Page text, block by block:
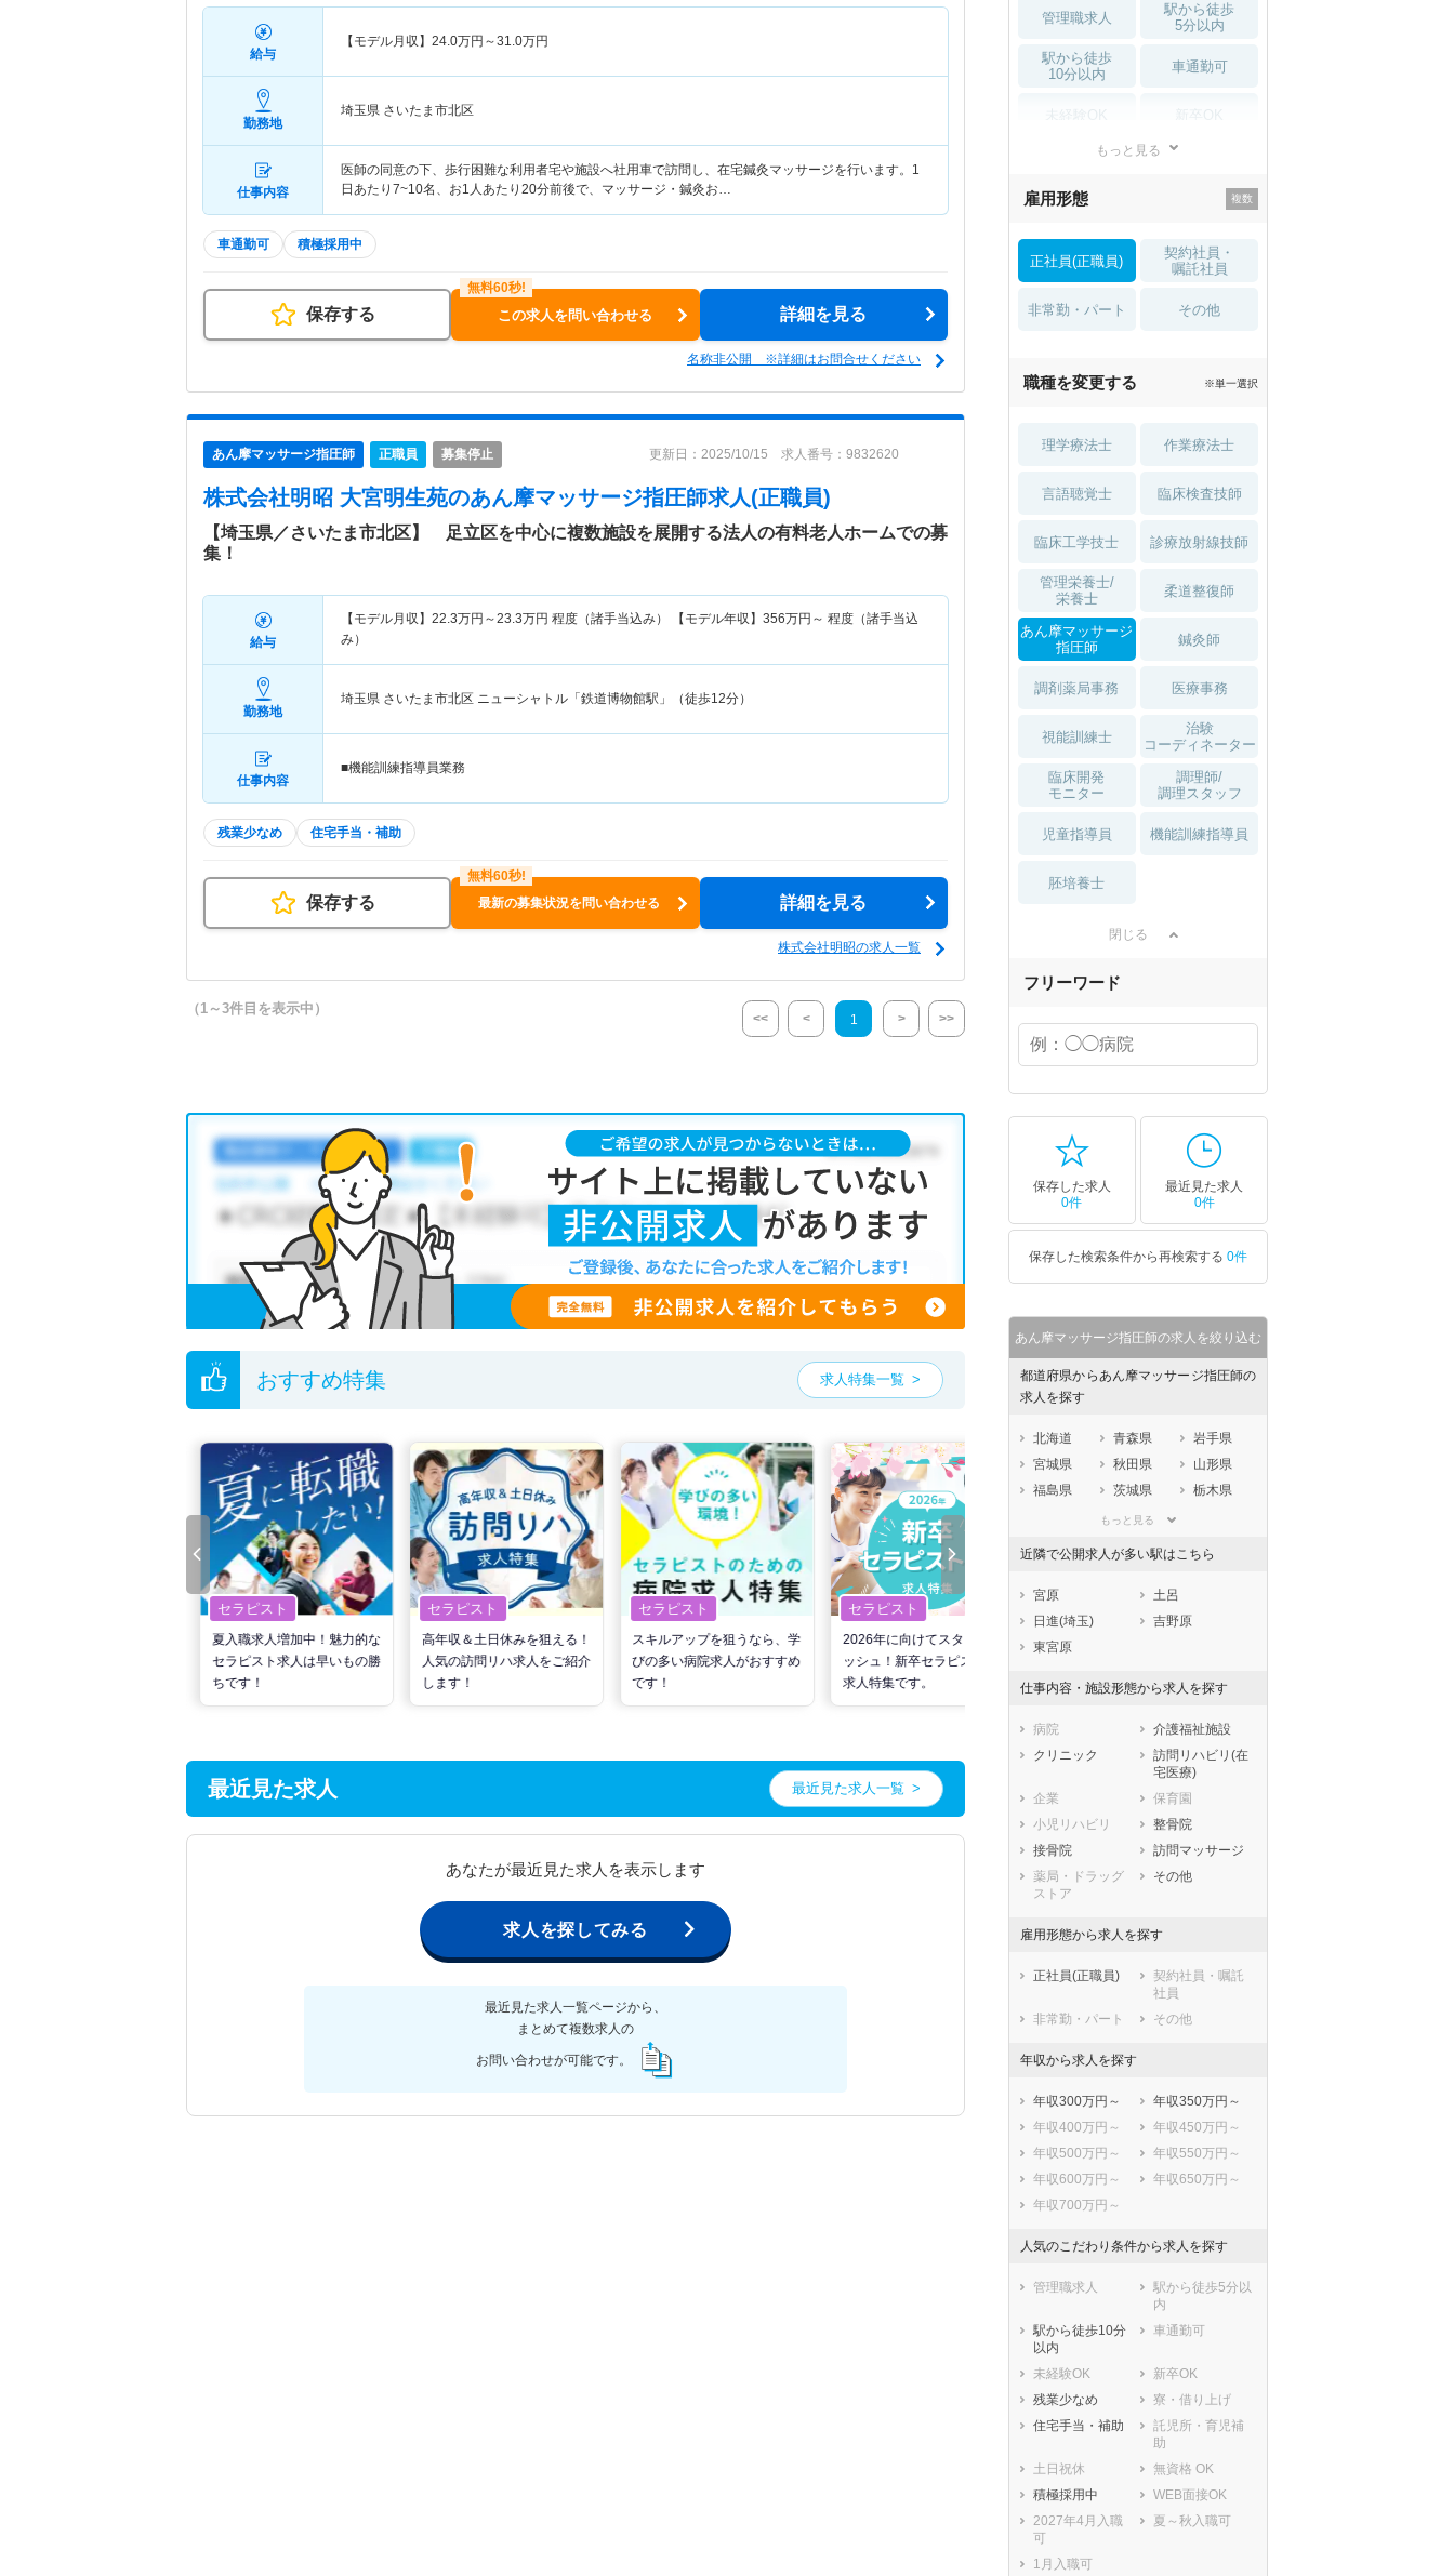
給与
【モデル月収】 24.0万円～31.0万円
勤務地
埼玉県 さいたま市北区
仕事内容
医師の同意の下、歩行困難な利用者宅や施設へ社用車で訪問し、在宅鍼灸マッサージを行います。1
日あたり7~10名、お1人あたり20分前後で、マッサージ・鍼灸お…
車通勤可 積極採用中
保存する この求人を問い合わせる 詳細を見る
名称非公開 ※詳細はお問合せください
あん摩マッサージ指圧師 正職員 募集停止 更新日：2025/10/15 求人番号：9832620
株式会社明昭 大宮明生苑のあん摩マッサージ指圧師求人(正職員)
【埼玉県／さいたま市北区】 足立区を中心に複数施設を展開する法人の有料老人ホームでの募
集！
給与
【モデル月収】 22.3万円～23.3万円 程度（諸手当込み） 【モデル年収】 356万円～ 程度（諸手当込
み）
勤務地
埼玉県 さいたま市北区 ニューシャトル「鉄道博物館駅」（徒歩12分）
仕事内容
■機能訓練指導員業務
残業少なめ 住宅手当・補助
保存する 最新の募集状況を問い合わせる 詳細を見る
株式会社明昭の求人一覧
（1～3件目を表示中）
<< < 1 > >>
おすすめ特集 求人特集一覧
セラピスト
夏入職求人増加中！魅力的な
セラピスト求人は早いもの勝
ちです！
セラピスト
高年収＆土日休みを狙える！
人気の訪問リハ求人をご紹介
します！
セラピスト
スキルアップを狙うなら、学
びの多い病院求人がおすすめ
です！
セラピスト
2026年に向けてスタートダ
ッシュ！新卒セラピスト向け
求人特集です。
世の中の需要の高まりととも
人をご紹介！
最近見た求人 最近見た求人一覧
あなたが最近見た求人を表示します
求人を探してみる
最近見た求人一覧ページから、
まとめて複数求人の
お問い合わせが可能です。
管理職求人
駅から徒歩
5分以内
駅から徒歩
10分以内
車通勤可
住宅手当・補助
土日祝休 無資格 OK
積極採用中 WEB面接OK
もっと見る
雇用形態
正社員(正職員)
契約社員・
嘱託社員
非常勤・パート その他
職種を変更する ※単一選択
理学療法士 作業療法士
言語聴覚士 臨床検査技師
臨床工学技士 診療放射線技師
管理栄養士/
栄養士
柔道整復師
あん摩マッサージ
指圧師
鍼灸師
調剤薬局事務 医療事務
視能訓練士
治験
コーディネーター
臨床開発
モニター
調理師/
調理スタッフ
児童指導員 機能訓練指導員
胚培養士
閉じる
フリーワード
保存した求人
0件
最近見た求人
0件
保存した検索条件から再検索する 0件
あん摩マッサージ指圧師の求人を絞り込む
都道府県からあん摩マッサージ指圧師の
求人を探す
北海道 青森県
岩手県
宮城県
秋田県
山形県
福島県
茨城県
栃木県
埼玉県
石川県
福井県
静岡県
愛知県
滋賀県
鳥取県
島根県
岡山県
広島県
山口県
徳島県
香川県
愛媛県
高知県
長崎県
熊本県
大分県
鹿児島県
沖縄県
もっと見る
近隣で公開求人が多い駅はこちら
宮原
土呂
日進(埼玉)
吉野原
東宮原
仕事内容・施設形態から求人を探す
病院
介護福祉施設
クリニック
訪問リハビリ(在
宅医療)
企業
保育園
小児リハビリ
整骨院
接骨院
訪問マッサージ
薬局・ドラッグ
ストア
その他
雇用形態から求人を探す
正社員(正職員)
契約社員・嘱託
社員
非常勤・パート
その他
年収から求人を探す
年収300万円～
年収350万円～
年収400万円～
年収450万円～
年収500万円～
年収550万円～
年収600万円～
年収650万円～
年収700万円～
人気のこだわり条件から求人を探す
管理職求人
駅から徒歩5分以
内
駅から徒歩10分
以内
車通勤可
未経験OK
新卒OK
残業少なめ
寮・借り上げ
住宅手当・補助
託児所・育児補
助
土日祝休
無資格 OK
積極採用中
WEB面接OK
2027年4月入職
可
夏～秋入職可
1月入職可